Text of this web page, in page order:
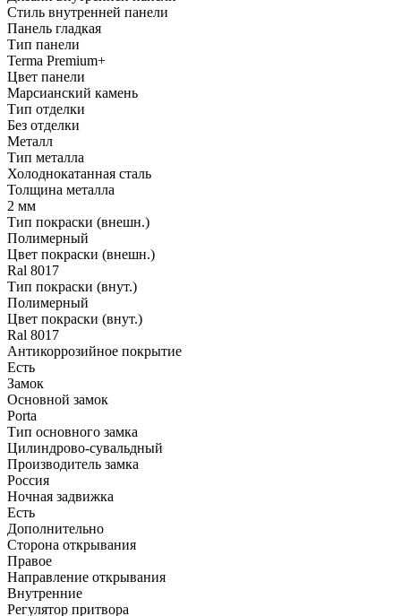
Стиль внутренней панели
Панель гладкая
Тип панели
Terma Premium+
Цвет панели
Марсианский камень
Тип отделки
Без отделки
Металл
Тип металла
Холоднокатанная сталь
Толщина металла
2 мм
Тип покраски (внешн.)
Полимерный
Цвет покраски (внешн.)
Ral 8017
Тип покраски (внут.)
Полимерный
Цвет покраски (внут.)
Ral 8017
Антикоррозийное покрытие
Есть
Замок
Основной замок
Porta
Тип основного замка
Цилиндрово-сувальдный
Производитель замка
Россия
Ночная задвижка
Есть
Дополнительно
Сторона открывания
Правое
Направление открывания
Внутренние
Регулятор притвора